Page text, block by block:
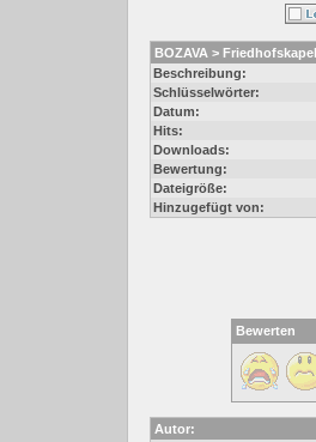
BOZAVA >
Beschreibung:
Schlüsselwörter:
Datum:
Hits:
Downloads:
Bewertung:
Dateigröße:
Hinzugefügt von:
Bewerten
Autor: